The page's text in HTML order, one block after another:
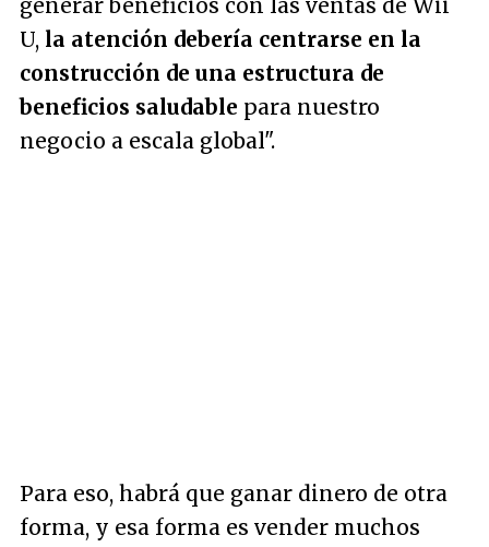
generar beneficios con las ventas de Wii
U, la atención debería centrarse en la
construcción de una estructura de
beneficios saludable para nuestro
negocio a escala global".
Para eso, habrá que ganar dinero de otra
forma, y esa forma es vender muchos